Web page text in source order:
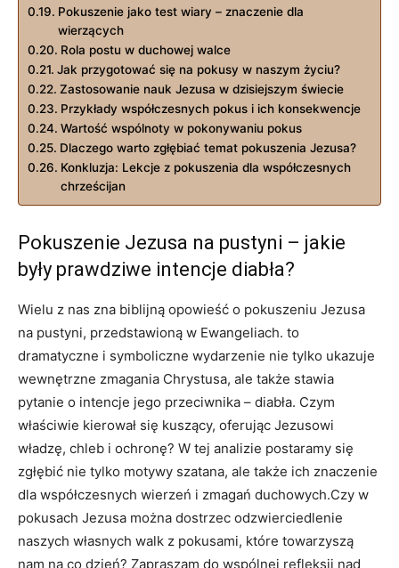
Pokuszenie jako test wiary – znaczenie dla
wierzących
Rola postu w duchowej walce
Jak przygotować się na pokusy w naszym życiu?
Zastosowanie nauk ‍Jezusa‍ w dzisiejszym świecie
Przykłady⁣ współczesnych pokus i ich konsekwencje
Wartość wspólnoty‍ w pokonywaniu ‍pokus
Dlaczego warto zgłębiać temat pokuszenia⁤ Jezusa?
Konkluzja: Lekcje z pokuszenia dla współczesnych
chrześcijan
Pokuszenie Jezusa na pustyni – jakie
były prawdziwe intencje diabła?
Wielu z nas zna biblijną opowieść o pokuszeniu Jezusa
na pustyni, przedstawioną w Ewangeliach. to
⁤dramatyczne i symboliczne wydarzenie nie ‌tylko ukazuje
wewnętrzne zmagania ⁤Chrystusa, ale⁣ także stawia
pytanie o intencje jego⁣ przeciwnika – diabła. Czym
właściwie kierował się kuszący, oferując Jezusowi
władzę, ‌chleb i‍ ochronę? W tej analizie postaramy się
zgłębić nie tylko motywy szatana, ale⁣ także ich znaczenie⁤
dla współczesnych wierzeń ​i⁢ zmagań duchowych.Czy w
pokusach Jezusa⁤ można dostrzec odzwierciedlenie
naszych własnych walk ‌z pokusami, które towarzyszą
nam na ⁤co dzień? Zapraszam do wspólnej refleksji nad⁤